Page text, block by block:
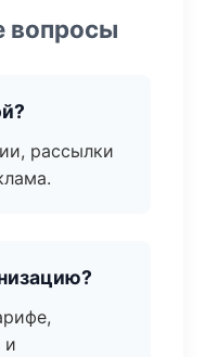
вопросы
рассылки
и